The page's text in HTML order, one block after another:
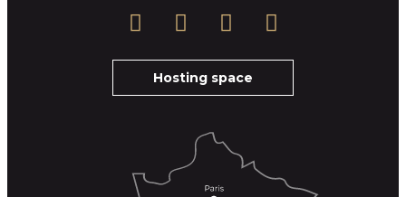
Hosting space